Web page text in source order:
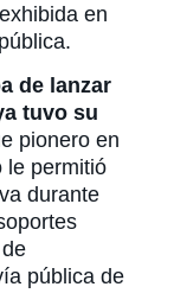
en
de lanzar
tuvo su
pionero en
le permitió
durante
pública de